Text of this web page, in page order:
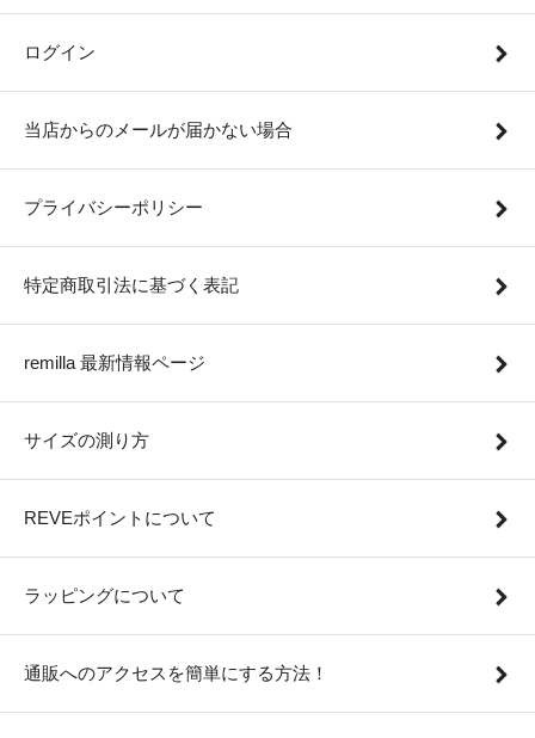
ログイン
当店からのメールが届かない場合
プライバシーポリシー
特定商取引法に基づく表記
remilla 最新情報ページ
サイズの測り方
REVEポイントについて
ラッピングについて
通販へのアクセスを簡単にする方法！